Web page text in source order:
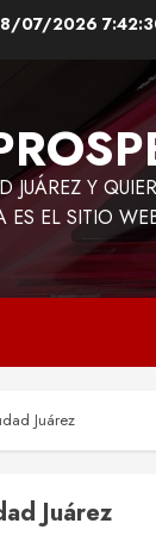
07/2026
JUÁREZ Y
ES EL SITIO
Juárez
Juárez